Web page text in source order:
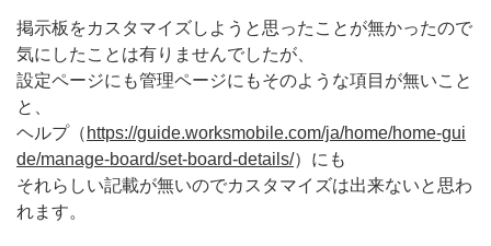
掲示板をカスタマイズしようと思ったことが無かったので
気にしたことは有りませんでしたが、
設定ページにも管理ページにもそのような項目が無いこと
と、
ヘルプ（ https://guide.worksmobile.com/ja/home/home-gui
de/manage-board/set-board-details/）にも
それらしい記載が無いのでカスタマイズは出来ないと思わ
れます。